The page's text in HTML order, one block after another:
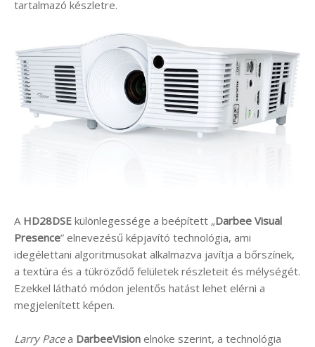
tartalmazó készletre.
A HD28DSE különlegessége a beépített „Darbee Visual
Presence” elnevezésű képjavító technológia, ami
idegélettani algoritmusokat alkalmazva javítja a bőrszínek,
a textúra és a tükröződő felületek részleteit és mélységét.
Ezekkel látható módon jelentős hatást lehet elérni a
megjelenített képen.
Larry Pacea DarbeeVision elnöke szerint, a technológia